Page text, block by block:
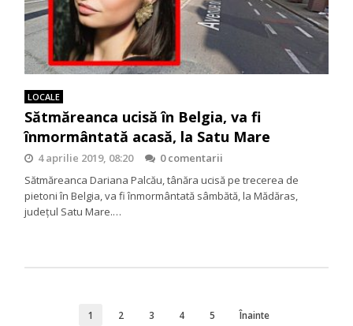
LOCALE
Sătmăreanca ucisă în Belgia, va fi
înmormântată acasă, la Satu Mare
4 aprilie 2019, 08:20
0 comentarii
Sătmăreanca Dariana Palcău, tânăra ucisă pe trecerea de
pietoni în Belgia, va fi înmormântată sâmbătă, la Mădăras,
județul Satu Mare.…
1 2 3 4 5 Înainte